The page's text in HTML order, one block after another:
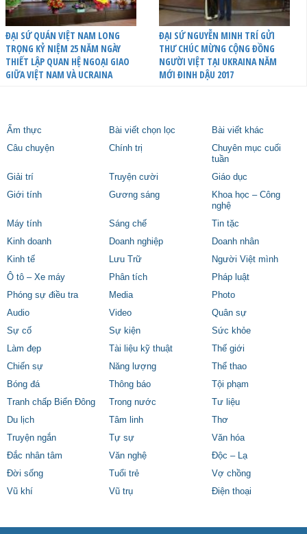
ĐẠI SỨ QUÁN VIỆT NAM LONG
TRỌNG KỶ NIỆM 25 NĂM NGÀY
THIẾT LẬP QUAN HỆ NGOẠI GIAO
GIỮA VIỆT NAM VÀ UCRAINA
ĐẠI SỨ NGUYỄN MINH TRÍ GỬI
THƯ CHÚC MỪNG CỘNG ĐỒNG
NGƯỜI VIỆT TẠI UKRAINA NĂM
MỚI ĐINH DẬU 2017
Ẩm thực Bài viết chọn lọc
Bài viết khác
Câu chuyện
Chính trị
Chuyên mục cuối
tuần
Giải trí
Truyện cười
Giáo dục
Giới tính
Gương sáng
Khoa học – Công
nghệ
Máy tính
Sáng chế
Tin tặc
Kinh doanh
Doanh nghiệp
Doanh nhân
Kinh tế
Lưu Trữ
Người Việt mình
Ô tô – Xe máy
Phân tích
Pháp luật
Phóng sự điều tra
Media
Photo
Audio
Video
Quân sự
Sự cố
Sự kiện
Sức khỏe
Làm đẹp
Tài liệu kỹ thuật
Thế giới
Chiến sự
Năng lượng
Thể thao
Bóng đá
Thông báo
Tội phạm
Tranh chấp Biển Đông
Trong nước
Tư liệu
Du lịch
Tâm linh
Thơ
Truyện ngắn
Tự sự
Văn hóa
Đắc nhân tâm
Văn nghệ
Độc – Lạ
Đời sống
Tuổi trẻ
Vợ chồng
Vũ khí
Vũ trụ Điện thoại